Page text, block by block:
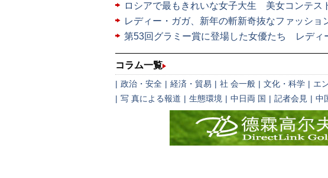
ロシアで最もきれいな女子大生 美女コンテス
レディー・ガガ、新年の斬新奇抜なファッショ
第53回グラミー賞に登場した女優たち レディ
コラム一覧
| 政治・安全 | 経済・貿易 | 社 会一般 | 文化・科学 | エ
| 写 真による報道 | 生態環境 | 中日両 国 | 記者会見 | 中